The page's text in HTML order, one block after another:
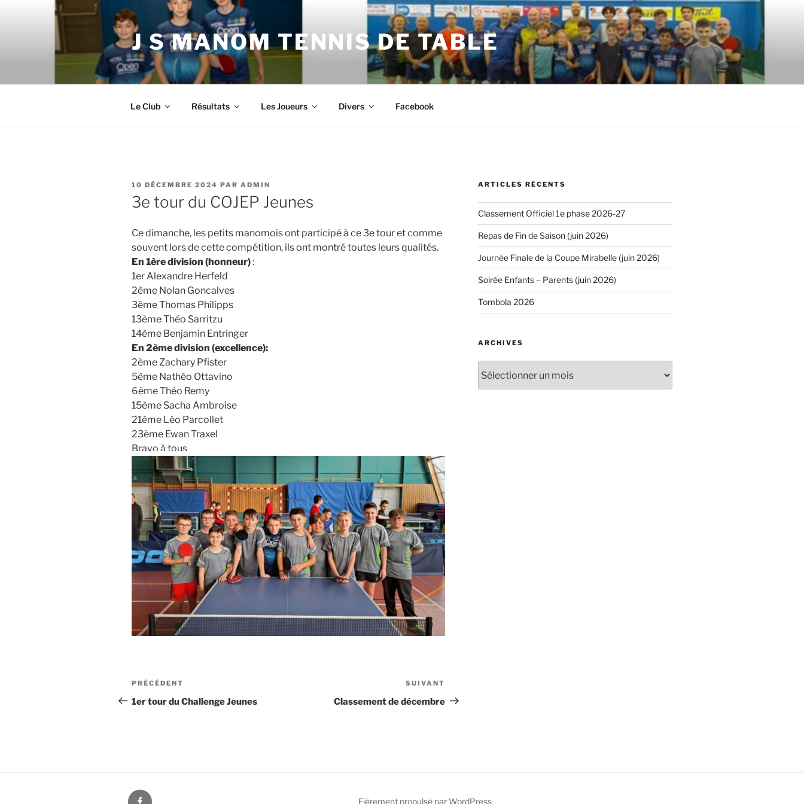
J S MANOM TENNIS DE TABLE
Le Club Résultats Les Joueurs Divers Facebook
PUBLIÉ
LE
10 DÉCEMBRE 2024 PAR ADMIN
3e tour du COJEP Jeunes
Ce dimanche, les petits manomois ont participé à ce 3e tour et comme
souvent lors de cette compétition, ils ont montré toutes leurs qualités.
En 1ère division (honneur):
1er Alexandre Herfeld
2ème Nolan Goncalves
3ème Thomas Philipps
13ème Théo Sarritzu
14ème Benjamin Entringer
En 2ème division (excellence):
2ème Zachary Pfister
5ème Nathéo Ottavino
6ème Théo Remy
15ème Sacha Ambroise
21ème Léo Parcollet
23ème Ewan Traxel
Bravo à tous
Navigation
de
Article
précédent
PRÉCÉDENT
1er tour du Challenge Jeunes
suivant
SUIVANT
Classement de décembre
ARTICLES RÉCENTS
Classement Officiel 1e phase 2026-27
Repas de Fin de Saison (juin 2026)
Journée Finale de la Coupe Mirabelle (juin 2026)
Soirée Enfants – Parents (juin 2026)
Tombola 2026
ARCHIVES
Facebook Fièrement propulsé par WordPress